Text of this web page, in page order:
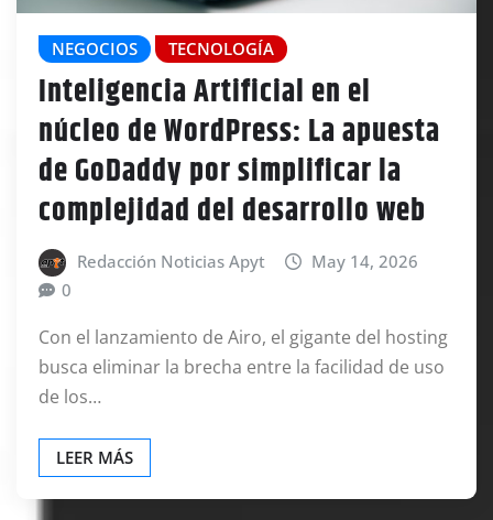
NEGOCIOS TECNOLOGÍA
Inteligencia Artificial en el
núcleo de WordPress: La apuesta
de GoDaddy por simplificar la
complejidad del desarrollo web
Redacción Noticias Apyt
May 14, 2026
0
Con el lanzamiento de Airo, el gigante del hosting
busca eliminar la brecha entre la facilidad de uso
de los…
LEER MÁS